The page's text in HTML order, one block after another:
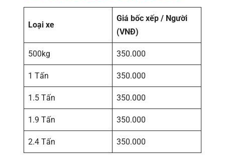
Loại xe
Giá bốc xếp / Người
(VNĐ)
500kg 350.000
1 Tấn 350.000
1.5 Tấn 350.000
1.9 Tấn 350.000
2.4 Tấn 350.000